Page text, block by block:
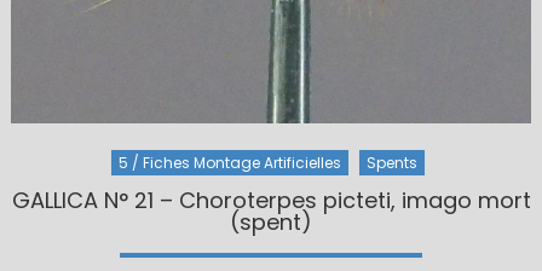
5 / Fiches Montage Artificielles Spents
GALLICA N° 21 – Choroterpes picteti, imago mort
(spent)